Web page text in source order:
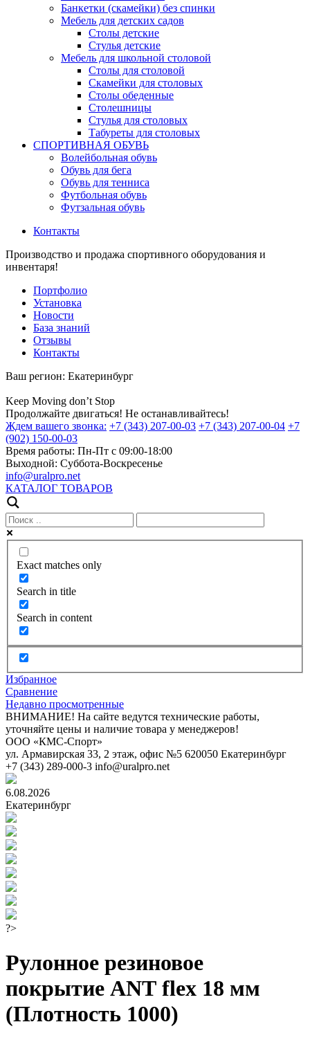
Банкетки (скамейки) без спинки
Мебель для детских садов
Столы детские
Стулья детские
Мебель для школьной столовой
Столы для столовой
Скамейки для столовых
Столы обеденные
Столешницы
Стулья для столовых
Табуреты для столовых
СПОРТИВНАЯ ОБУВЬ
Волейбольная обувь
Обувь для бега
Обувь для тенниса
Футбольная обувь
Футзальная обувь
Контакты
Производство и продажа спортивного оборудования и
инвентаря!
Портфолио
Установка
Новости
База знаний
Отзывы
Контакты
Ваш регион: Екатеринбург
Keep Moving don’t Stop
Продолжайте двигаться! Не останавливайтесь!
Ждем вашего звонка: +7 (343) 207-00-03 +7 (343) 207-00-04 +7
(902) 150-00-03
Время работы: Пн-Пт с 09:00-18:00
Выходной: Суббота-Воскресенье
info@uralpro.net
КАТАЛОГ ТОВАРОВ
Exact matches only
Search in title
Search in content
Избранное
Сравнение
Недавно просмотренные
ВНИМАНИЕ! На сайте ведутся технические работы,
уточняйте цены и наличие товара у менеджеров!
ООО «КМС-Спорт»
ул. Армавирская 33, 2 этаж, офис №5 620050 Екатеринбург
+7 (343) 289-000-3 info@uralpro.net
6.08.2026
Екатеринбург
?>
Рулонное резиновое
покрытие АNТ flex 18 мм
(Плотность 1000)